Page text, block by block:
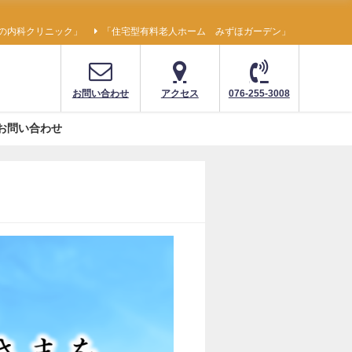
内科クリニック」 「住宅型有料老人ホーム みずほガーデン」
お問い合わせ アクセス 076-255-3008
問い合わせ